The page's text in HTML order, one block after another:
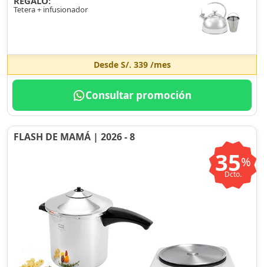
Tetera + infusionador
Desde S/. 339/mes
Consultar promoción
FLASH DE MAMÁ | 2026 - 8
35%
Dcto.